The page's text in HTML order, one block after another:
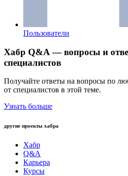
Пользователи
Хабр Q&A — вопросы и
специалистов
Получайте ответы на вопросы по
от специалистов в этой теме.
Узнать больше
другие проекты хабра
Хабр
Q&A
Карьера
Курсы